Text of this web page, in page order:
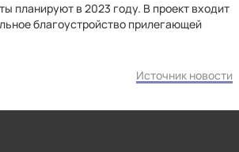
планируют в 2023 году. В проект входит
благоустройство прилегающей
Источник новости